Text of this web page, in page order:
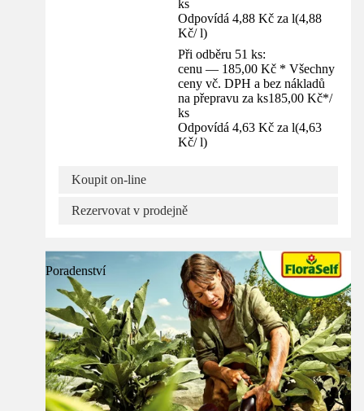
ks
Odpovídá 4,88 Kč za l(4,88
Kč/ l)
Při odběru 51 ks:
cenu — 185,00 Kč * Všechny
ceny vč. DPH a bez nákladů
na přepravu za ks185,00 Kč*/
ks
Odpovídá 4,63 Kč za l(4,63
Kč/ l)
Koupit on-line
Rezervovat v prodejně
Poradenství